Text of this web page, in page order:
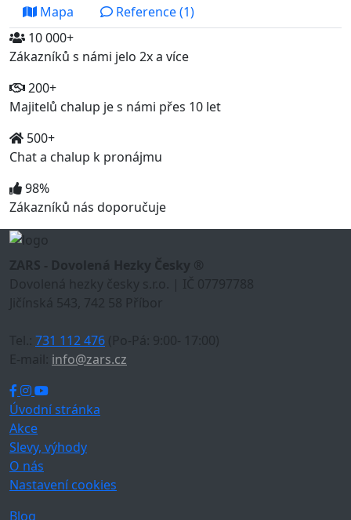
Mapa
Reference (1)
10 000+
Zákazníků s námi jelo 2x a více
200+
Majitelů chalup je s námi přes 10 let
500+
Chat a chalup k pronájmu
98%
Zákazníků nás doporučuje
ZARS - Dovolená Hezky Česky ®
Dovolená hezky česky s.r.o. | IČ 07797788
Jičínská 543, 742 58 Příbor
Tel.: 731 112 476 (Po-Pá: 9:00- 17:00)
E-mail: info@zars.cz
Úvodní stránka
Akce
Slevy, výhody
O nás
Nastavení cookies
Blog